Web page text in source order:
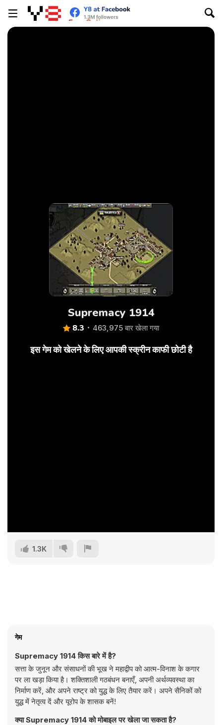
Supremacy 1914
8.3 463,975 बार खेला गया
इस गेम को खेलने के लिए आपकी स्क्रीन काफी छोटी है
1.3K
गेम
Supremacy 1914 किस बारे में है?
सत्ता के जुनून और संसाधनों की भूख ने महाद्वीप को आत्म-विनाश के कगार
पर ला खड़ा किया है। शक्तिशाली गठबंधन बनाएँ, अपनी अर्थव्यवस्था का
निर्माण करें, और अपने राष्ट्र को युद्ध के लिए तैयार करें। अपने सैनिकों को
युद्ध में नेतृत्व दें और यूरोप के शासक बनें!
क्या Supremacy 1914 को मोबाइल पर खेला जा सकता है?